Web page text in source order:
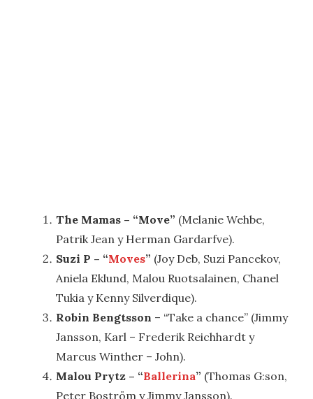
The Mamas – “Move” (Melanie Wehbe,
Patrik Jean y Herman Gardarfve).
Suzi P – “Moves” (Joy Deb, Suzi Pancekov,
Aniela Eklund, Malou Ruotsalainen, Chanel
Tukia y Kenny Silverdique).
Robin Bengtsson – “Take a chance” (Jimmy
Jansson, Karl – Frederik Reichhardt y
Marcus Winther – John).
Malou Prytz – “Ballerina” (Thomas G:son,
Peter Boström y Jimmy Jansson).